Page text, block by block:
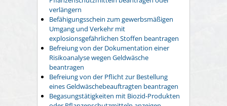
verlängern
Befähigungsschein zum gewerbsmäßigen
Umgang und Verkehr mit
explosionsgefährlichen Stoffen beantragen
Befreiung von der Dokumentation einer
Risikoanalyse wegen Geldwäsche
beantragen
Befreiung von der Pflicht zur Bestellung
eines Geldwäschebeauftragten beantragen
Begasungstätigkeiten mit Biozid-Produkten